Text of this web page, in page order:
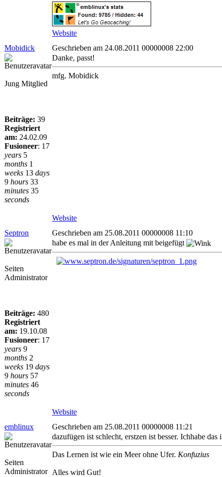
Website
Mobidick
Geschrieben am 24.08.2011 00000008 22:00
Jung Mitglied
Beiträge: 39
Registriert
am: 24.02.09
Fusioneer: 17
years 5
months 1
weeks 13 days
9 hours 33
minutes 35
seconds
Danke, passt!
mfg. Mobidick
Website
Septron
Geschrieben am 25.08.2011 00000008 11:10
Seiten
Administrator
Beiträge: 480
Registriert
am: 19.10.08
Fusioneer: 17
years 9
months 2
weeks 19 days
9 hours 57
minutes 46
seconds
habe es mal in der Anleitung mit beigefügt
Website
emblinux
Geschrieben am 25.08.2011 00000008 11:21
Seiten
Administrator
dazufügen ist schlecht, erstzen ist besser. Ichhabe
Das Lernen ist wie ein Meer ohne Ufer. Konfuzius
Alles wird Gut!